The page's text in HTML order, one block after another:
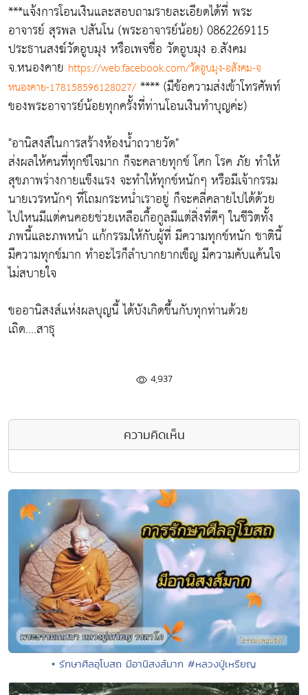
***แจ้งการโอนเงินและสอบถามรายละเอียดได้ที่ พระ
อาจารย์ สุรพล ปสันโน (พระอาจารย์น้อย) 0862269115
ประธานสงฆ์วัดอูบมุง หรือเพจชื่อ วัดอูบมุง อ.สังคม
จ.หนองคาย https://web.facebook.com/วัดอูบมุง-อสังคม-จ
หนองคาย-178158596128027/ **** (มีข้อความส่งเข้าโทรศัพท์
ของพระอาจารย์น้อยทุกครั้งที่ท่านโอนเงินทำบุญค่ะ)
"อานิสงส์ในการสร้างห้องน้ำถวายวัด"
ส่งผลให้คนที่ทุกข์ใจมาก ก็จะคลายทุกข์ โศก โรค ภัย ทำให้
สุขภาพร่างกายแข็งแรง จะทำให้ทุกข์หนักๆ หรือมีเจ้ากรรม
นายเวรหนักๆ ที่โถมกระหน่ำเราอยู่ ก็จะคลี่คลายไปได้ด้วย
ไปไหนมีแต่คนคอยช่วยเหลือเกื้อกูลมีแต่สิ่งที่ดีๆ ในชีวิตทั้ง
ภพนี้และภพหน้า แก้กรรมให้กับผู้ที่ มีความทุกข์หนัก ชาตินี้
มีความทุกข์มาก ทำอะไรก็ลำบากยากเข็ญ มีความคับแค้นใจ
ไม่สบายใจ
ขออานิสงส์แห่งผลบุญนี้ ได้บังเกิดขึ้นกับทุกท่านด้วย
เถิด....สาธุ
4,937
ความคิดเห็น
• รักษาศีลอุโบสถ มีอานิสงส์มาก #หลวงปู่เหรียญ